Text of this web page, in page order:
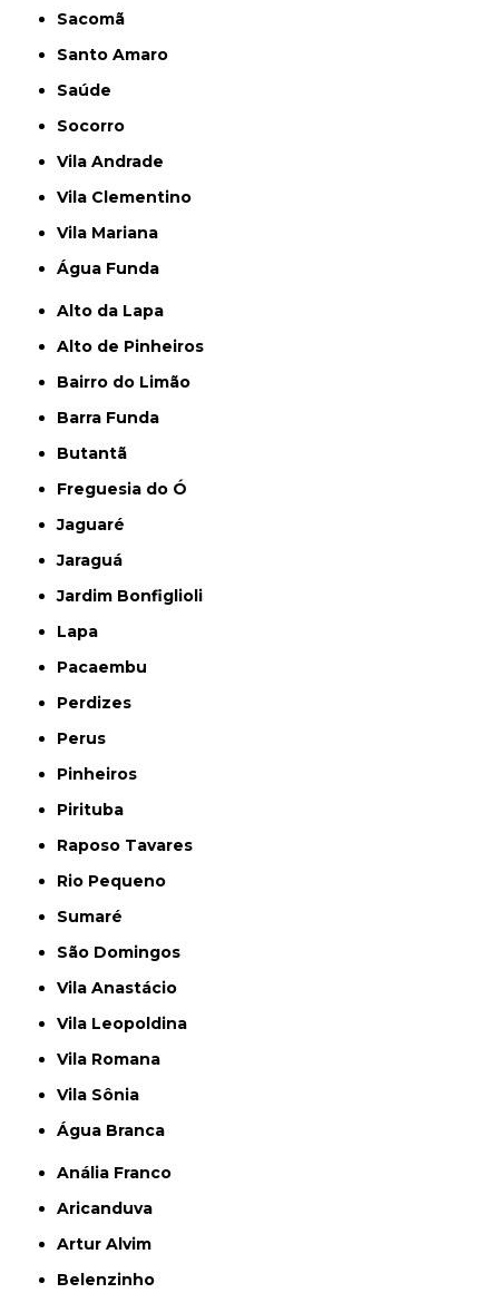
Sacomã
Santo Amaro
Saúde
Socorro
Vila Andrade
Vila Clementino
Vila Mariana
Água Funda
Alto da Lapa
Alto de Pinheiros
Bairro do Limão
Barra Funda
Butantã
Freguesia do Ó
Jaguaré
Jaraguá
Jardim Bonfiglioli
Lapa
Pacaembu
Perdizes
Perus
Pinheiros
Pirituba
Raposo Tavares
Rio Pequeno
Sumaré
São Domingos
Vila Anastácio
Vila Leopoldina
Vila Romana
Vila Sônia
Água Branca
Anália Franco
Aricanduva
Artur Alvim
Belenzinho